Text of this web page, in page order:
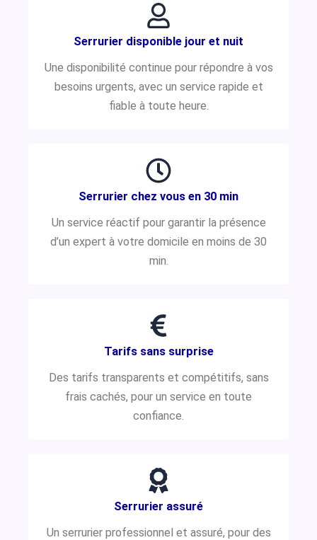
Serrurier disponible jour et nuit
Une disponibilité continue pour répondre à vos
besoins urgents, avec un service rapide et
fiable à toute heure.
Serrurier chez vous en 30 min
Un service réactif pour garantir la présence
d’un expert à votre domicile en moins de 30
min.
Tarifs sans surprise
Des tarifs transparents et compétitifs, sans
frais cachés, pour un service en toute
confiance.
Serrurier assuré
Un serrurier professionnel et assuré, pour des